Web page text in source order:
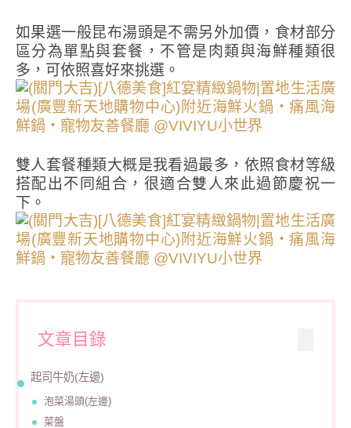
如果選一般昆布湯頭是不需另外加價，食材部分
區分為單點與套餐，不管是肉類與海鮮種類很
多，可依照喜好來挑選。
雙人套餐種類大概是我看過最多，依照食材等級
搭配出不同組合，很適合雙人來此過節慶祝一
下。
文章目錄
起司牛奶(左邊)
泡菜湯頭(左邊)
菜盤